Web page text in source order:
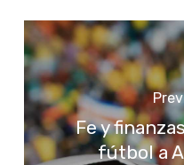
Fe y
fútbol a